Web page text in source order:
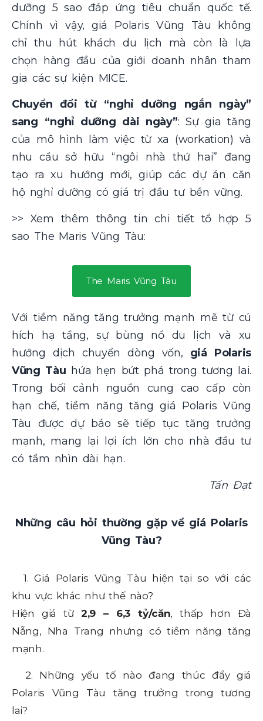
dưỡng 5 sao đáp ứng tiêu chuẩn quốc tế.
Chính vì vậy, giá Polaris Vũng Tàu không
chỉ thu hút khách du lịch mà còn là lựa
chọn hàng đầu của giới doanh nhân tham
gia các sự kiện MICE.
Chuyển đổi từ “nghỉ dưỡng ngắn ngày”
sang “nghỉ dưỡng dài ngày”: Sự gia tăng
của mô hình làm việc từ xa (workation) và
nhu cầu sở hữu “ngôi nhà thứ hai” đang
tạo ra xu hướng mới, giúp các dự án căn
hộ nghỉ dưỡng có giá trị đầu tư bền vững.
>> Xem thêm thông tin chi tiết tổ hợp 5
sao The Maris Vũng Tàu:
The Maris Vũng Tàu
Với tiềm năng tăng trưởng mạnh mẽ từ cú
hích hạ tầng, sự bùng nổ du lịch và xu
hướng dịch chuyển dòng vốn, giá Polaris
Vũng Tàu hứa hẹn bứt phá trong tương lai.
Trong bối cảnh nguồn cung cao cấp còn
hạn chế, tiềm năng tăng giá Polaris Vũng
Tàu được dự báo sẽ tiếp tục tăng trưởng
mạnh, mang lại lợi ích lớn cho nhà đầu tư
có tầm nhìn dài hạn.
Tấn Đạt
Những câu hỏi thường gặp về giá Polaris
Vũng Tàu?
1. Giá Polaris Vũng Tàu hiện tại so với các
khu vực khác như thế nào?
Hiện giá từ 2,9 – 6,3 tỷ/căn, thấp hơn Đà
Nẵng, Nha Trang nhưng có tiềm năng tăng
mạnh.
2. Những yếu tố nào đang thúc đẩy giá
Polaris Vũng Tàu tăng trưởng trong tương
lai?